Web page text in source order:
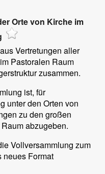
Orte von Kirche im
Vertretungen aller
Pastoralen Raum
zusammen.
ist, für
unter den Orten von
zu den großen
abzugeben.
Vollversammlung zum
neues Format